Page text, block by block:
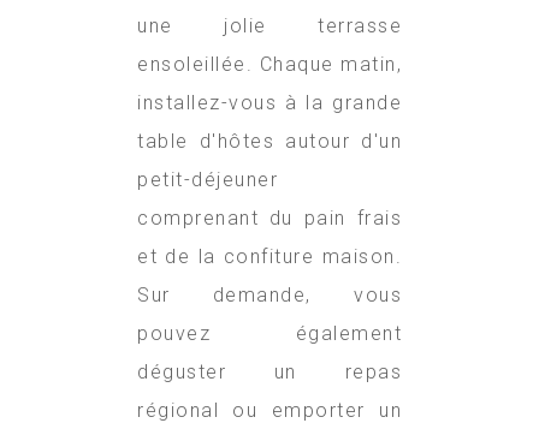
une jolie terrasse
ensoleillée. Chaque matin,
installez-vous à la grande
table d'hôtes autour d'un
petit-déjeuner
comprenant du pain frais
et de la confiture maison.
Sur demande, vous
pouvez également
déguster un repas
régional ou emporter un